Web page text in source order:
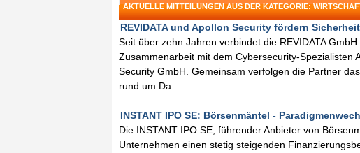
AKTUELLE MITTEILUNGEN AUS DER KATEGORIE:
REVIDATA und Apollon Security fördern
Seit über zehn Jahren verbindet die REVIDATA
Zusammenarbeit mit dem Cybersecurity-Spezialisten
Security GmbH. Gemeinsam verfolgen die Partner
rund um Da
INSTANT IPO SE: Börsenmäntel -
Die INSTANT IPO SE, führender Anbieter von
Unternehmen einen stetig steigenden